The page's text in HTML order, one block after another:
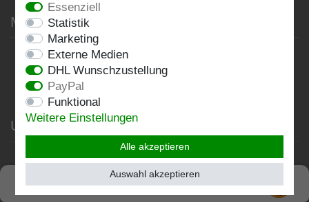
Mein Konto
Registrieren
Login
Unternehmen
Datenschutzerklärung
AGB
Essenziell
Statistik
Marketing
Externe Medien
DHL Wunschzustellung
PayPal
Funktional
Weitere Einstellungen
Alle akzeptieren
Auswahl akzeptieren
SEHR GUT